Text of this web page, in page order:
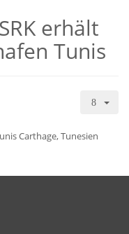
erhält
Tunis
Carthage, Tunesien